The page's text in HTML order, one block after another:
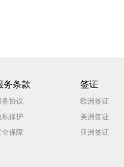
务条款
务协议
私保护
全保障
签证
欧洲签证
美洲签证
亚洲签证